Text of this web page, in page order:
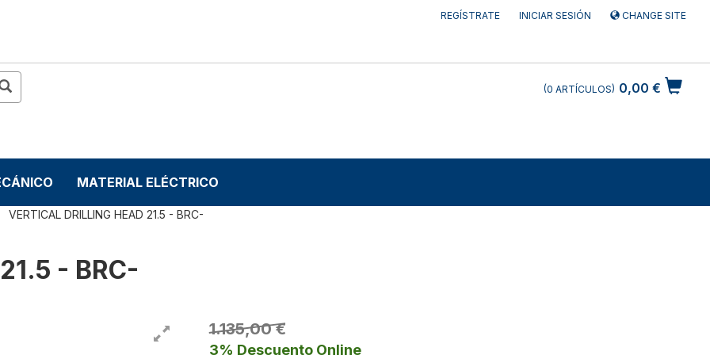
REGÍSTRATE INICIAR SESIÓN CHANGE SITE
0,00 €
0 ARTÍCULOS
MATERIAL ELÉCTRICO
VERTICAL DRILLING HEAD 21.5 - BRC-
- BRC-
1.135,00 €
3% Descuento Online